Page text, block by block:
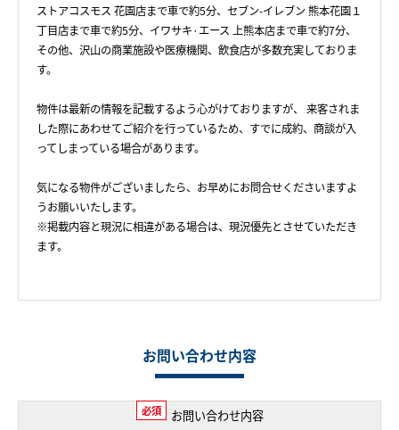
ストアコスモス 花園店まで車で約5分、セブン-イレブン 熊本花園１
丁目店まで車で約5分、イワサキ·エース 上熊本店まで車で約7分、
その他、沢山の商業施設や医療機関、飲食店が多数充実しておりま
す。
物件は最新の情報を記載するよう心がけておりますが、 来客されま
した際にあわせてご紹介を行っているため、すでに成約、商談が入
ってしまっている場合があります。
気になる物件がございましたら、お早めにお問合せくださいますよ
うお願いいたします。
※掲載内容と現況に相違がある場合は、現況優先とさせていただき
ます。
お問い合わせ内容
必須 お問い合わせ内容